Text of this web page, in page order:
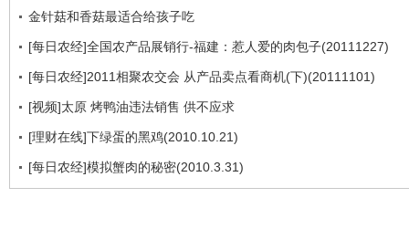
金针菇和香菇最适合给孩子吃
[每日农经]全国农产品展销行-福建：惹人爱的肉包子(20111227)
[每日农经]2011相聚农交会 从产品卖点看商机(下)(20111101)
[视频]太原 烤鸭油违法销售 供不应求
[理财在线]下绿蛋的黑鸡(2010.10.21)
[每日农经]模拟蟹肉的秘密(2010.3.31)